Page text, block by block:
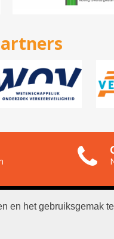
en het gebruiksgemak
|Gegevens